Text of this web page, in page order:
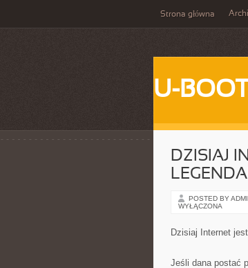
Strona główna
U-BOOT
DZISIAJ
POSTED BY
WYŁĄCZONA
Dzisiaj Internet
Jeśli dana postać